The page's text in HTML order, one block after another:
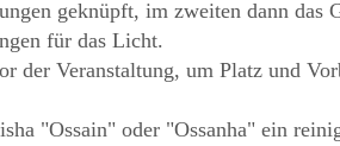
geknüpft, im zweiten dann das
für das Licht.
der Veranstaltung, um Platz und
"Ossain" oder "Ossanha" ein